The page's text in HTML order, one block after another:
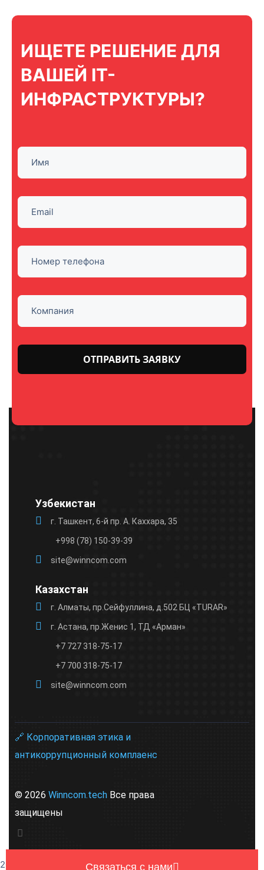
ИЩЕТЕ РЕШЕНИЕ ДЛЯ
ВАШЕЙ IT-
ИНФРАСТРУКТУРЫ?
пустым.
Узбекистан
г. Ташкент, 6-й пр. А. Каххара, 35
+998 (78) 150-39-39
site@winncom.com
Казахстан
г. Алматы, пр.Сейфуллина, д.502 БЦ «TURAR»
г. Астана, пр.Женис 1, ТД «Арман»
+7 727 318-75-17
+7 700 318-75-17
site@winncom.com
🔗 Корпоративная этика и
антикоррупционный комплаенс
© 2026 Winncom.tech Все права
защищены
2026 Связаться с нами